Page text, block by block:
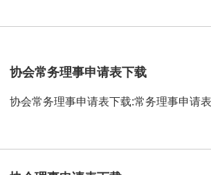
协会常务理事申请表下载
协会常务理事申请表下载:常务理事申请